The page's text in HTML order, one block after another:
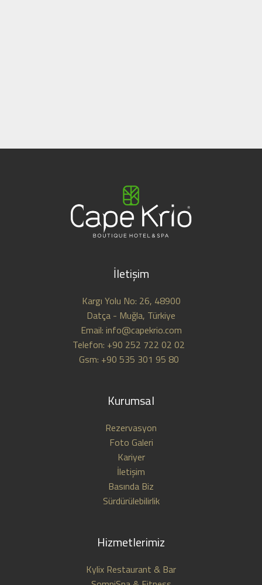
İletişim
Kargı Yolu No: 26, 48900
Datça - Muğla, Türkiye
Email: info@capekrio.com
Telefon: +90 252 722 02 02
Gsm: +90 535 301 95 80
Kurumsal
Rezervasyon
Foto Galeri
Kariyer
İletişim
Basında Biz
Sürdürülebilirlik
Hizmetlerimiz
Kylix Restaurant & Bar